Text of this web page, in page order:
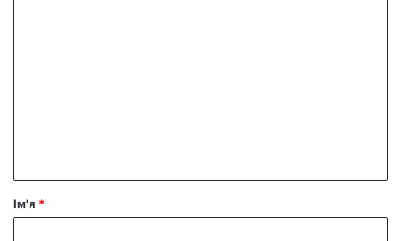
рІм'я *